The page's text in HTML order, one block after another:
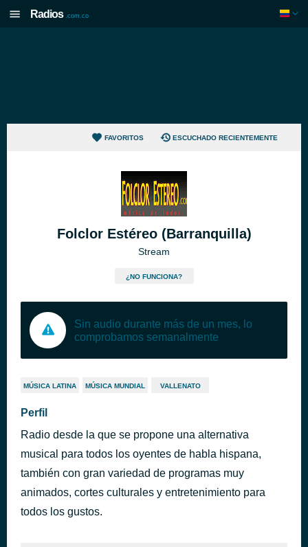
Radios .com.co
FAVORITOS ESCUCHADO RECIENTEMENTE
Folclor Estéreo (Barranquilla)
Stream
¿NO FUNCIONA?
Sin audio durante más de un mes, lo
comprobamos semanalmente
MÚSICA LATINA MÚSICA MUNDIAL VALLENATO
Perfil
Radio desde la que se propone una alternativa
musical para todos los oyentes de habla hispana,
también con gran variedad de programas muy
animados, cortes culturales y entretenimiento para
todos los gustos.